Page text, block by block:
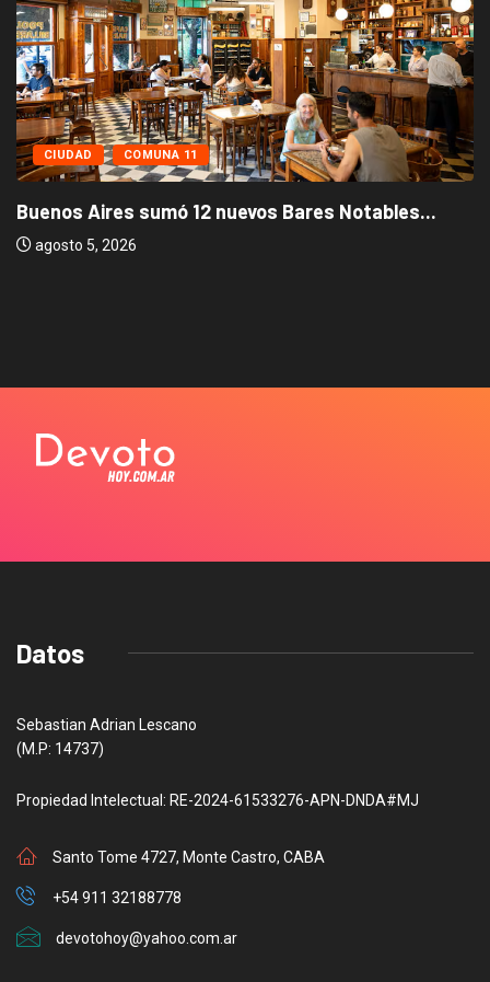
CIUDAD COMUNA 11
Buenos Aires sumó 12 nuevos Bares Notables...
agosto 5, 2026
Datos
Sebastian Adrian Lescano
(M.P: 14737)
Propiedad Intelectual: RE-2024-61533276-APN-DNDA#MJ
Santo Tome 4727, Monte Castro, CABA
+54 911 32188778
devotohoy@yahoo.com.ar